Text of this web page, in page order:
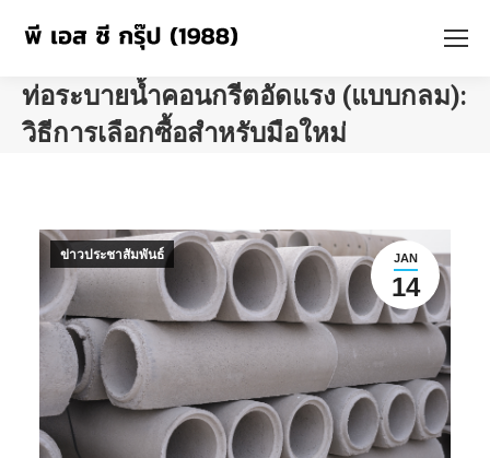
ท่อระบายน้ำคอนกรีตอัดแรง (แบบกลม):
วิธีการเลือกซื้อสำหรับมือใหม่
JAN
14
ข่าวประชาสัมพันธ์